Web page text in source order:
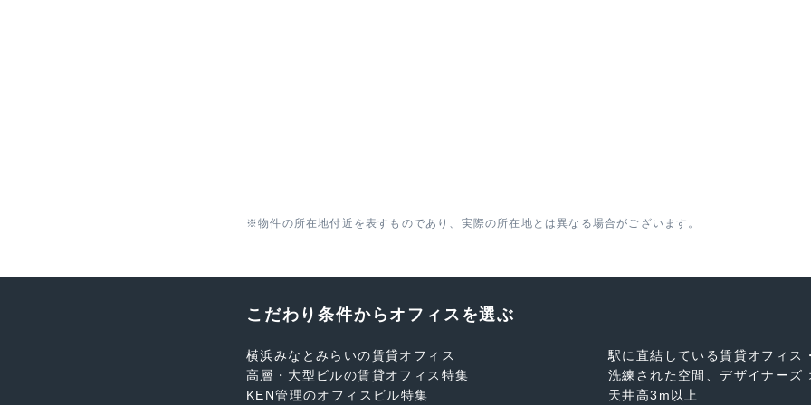
※物件の所在地付近を表すものであり、実際の所在地とは異なる場合がございます。
こだわり条件からオフィスを選ぶ
横浜みなとみらいの賃貸オフィス
駅に直結している賃貸オフィス
高層・大型ビルの賃貸オフィス特集
洗練された空間、デザイナーズ
KEN管理のオフィスビル特集
天井高3m以上